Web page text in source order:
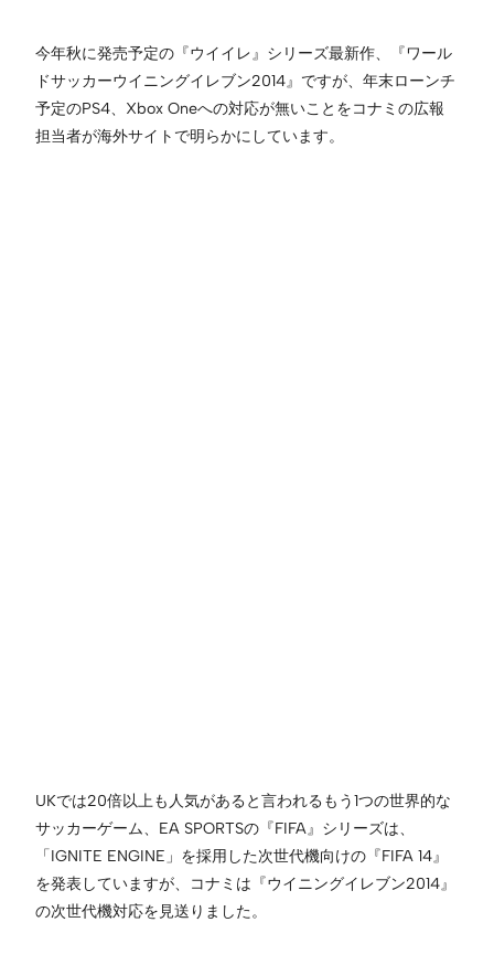
今年秋に発売予定の『ウイイレ』シリーズ最新作、『ワール
ドサッカーウイニングイレブン2014』ですが、年末ローンチ
予定のPS4、Xbox Oneへの対応が無いことをコナミの広報
担当者が海外サイトで明らかにしています。
UKでは20倍以上も人気があると言われるもう1つの世界的な
サッカーゲーム、EA SPORTSの『FIFA』シリーズは、
「IGNITE ENGINE」を採用した次世代機向けの『FIFA 14』
を発表していますが、コナミは『ウイニングイレブン2014』
の次世代機対応を見送りました。